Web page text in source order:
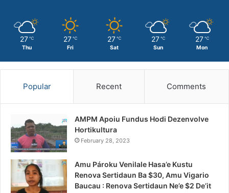
27 ℃
Thu
27 ℃
Fri
27 ℃
Sat
27 ℃
Sun
27 ℃
Mon
Popular Recent Comments
AMPM Apoiu Fundus Hodi Dezenvolve
Hortikultura
February 28, 2023
Amu Pároku Venilale Hasa’e Kustu
Renova Sertidaun Ba $30, Amu Vigario
Baucau : Renova Sertidaun Ne’e $2 De’it